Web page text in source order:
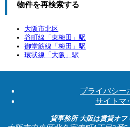
物件を再検索する
大阪市北区
谷町線「 東梅田 」駅
御堂筋線「 梅田 」駅
環状線「 大阪 」駅
プライバシー
サイトマ
貸事務所 大阪は賃貸オフ